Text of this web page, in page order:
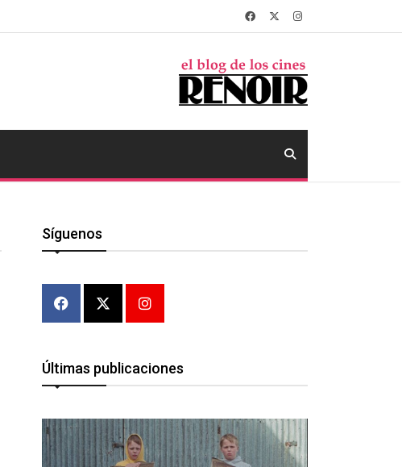
Síguenos
Últimas publicaciones